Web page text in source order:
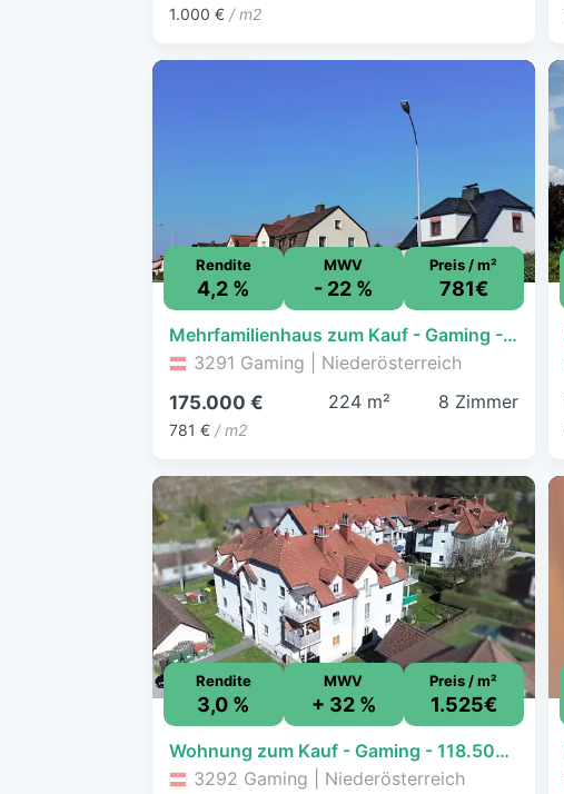
1.000 € / m2
Rendite
4,2 %
MWV
- 22 %
Preis / m²
781€
Mehrfamilienhaus zum Kauf - Gaming - 175.000 € - 8 Zimmer, 224 m², 1.073 m² Grundstück
3291 Gaming | Niederösterreich
175.000 €
781 € / m2
224 m² 8 Zimmer
Rendite
3,0 %
MWV
+ 32 %
Preis / m²
1.525€
Wohnung zum Kauf - Gaming - 118.500 € - 3 Zimmer, 77,7 m², 1. Geschoss
3292 Gaming | Niederösterreich